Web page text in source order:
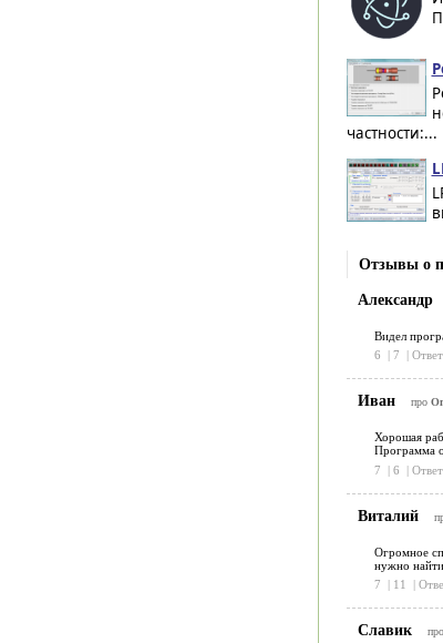
частности:...
Отзывы о
Александр
Видел
6
7
Иван про
Хорошая
Программа
7
| 6 |
Виталий
Огромное
нужно найти.
7
11
Славик про